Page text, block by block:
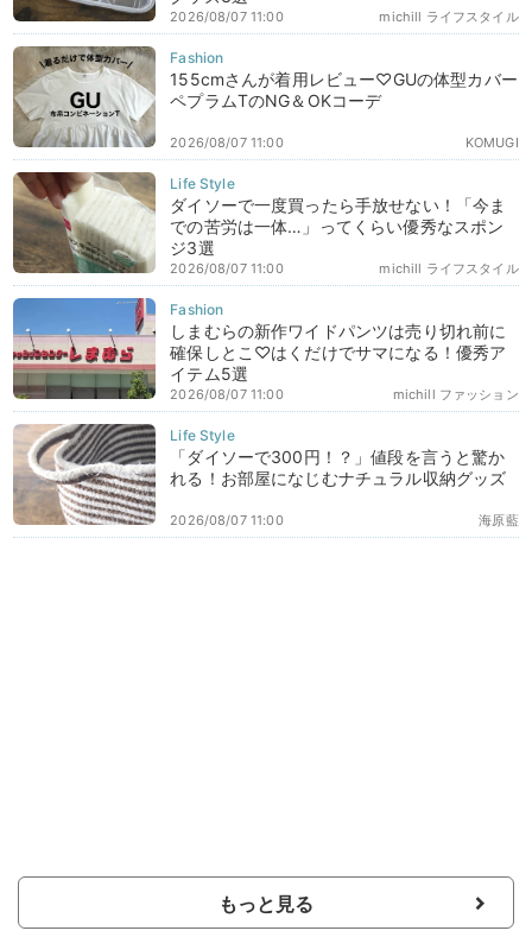
michill ライフスタイル
2026/08/07 11:00
155cmさんが着用レビュー♡GUの体型カバー
ペプラムTのNG＆OKコーデ
KOMUGI
2026/08/07 11:00
ダイソーで一度買ったら手放せない！「今ま
での苦労は一体…」ってくらい優秀なスポン
ジ3選
michill ライフスタイル
2026/08/07 11:00
しまむらの新作ワイドパンツは売り切れ前に
確保しとこ♡はくだけでサマになる！優秀ア
イテム5選
michill ファッション
2026/08/07 11:00
「ダイソーで300円！？」値段を言うと驚か
れる！お部屋になじむナチュラル収納グッズ
海原藍
2026/08/07 11:00
もっと見る